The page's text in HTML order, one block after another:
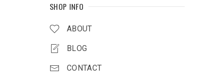
SHOP INFO
ABOUT
BLOG
CONTACT